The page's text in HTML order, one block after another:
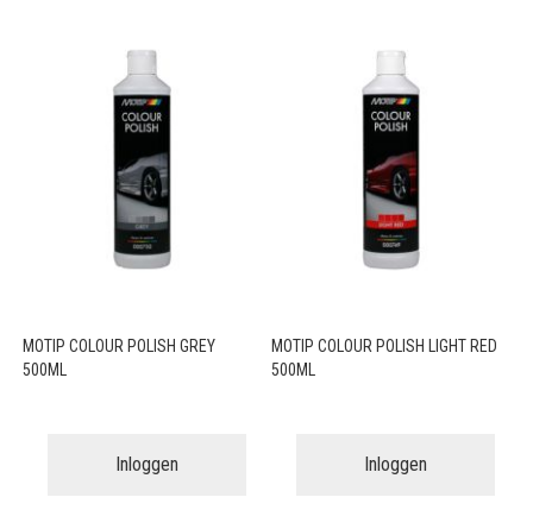
MOTIP COLOUR POLISH GREY
500ML
Inloggen
MOTIP COLOUR POLISH LIGHT RED
500ML
Inloggen